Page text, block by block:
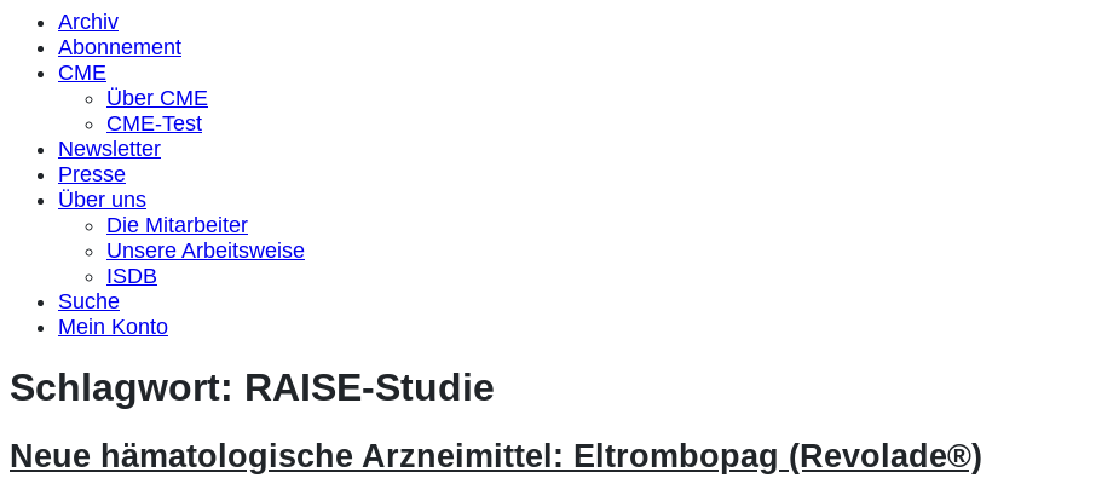
Archiv
Abonnement
CME
Über CME
CME-Test
Newsletter
Presse
Über uns
Die Mitarbeiter
Unsere Arbeitsweise
ISDB
Suche
Mein Konto
Schlagwort: RAISE-Studie
Neue hämatologische Arzneimittel: Eltrombopag (Revolade®)